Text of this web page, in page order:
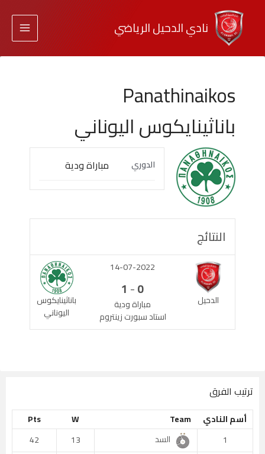
نادي الدحيل الرياضي
Panathinaikos
باناثينايكوس اليوناني
الدوري مباراة ودية
النتائج
الدحيل
باناثينايكوس
اليوناني
14-07-2022
0
-
1
مباراة ودية
استاد سبورت زينتروم
ترتيب الفرق
أسم النادي Team
W
Pts
1
السد 13
42